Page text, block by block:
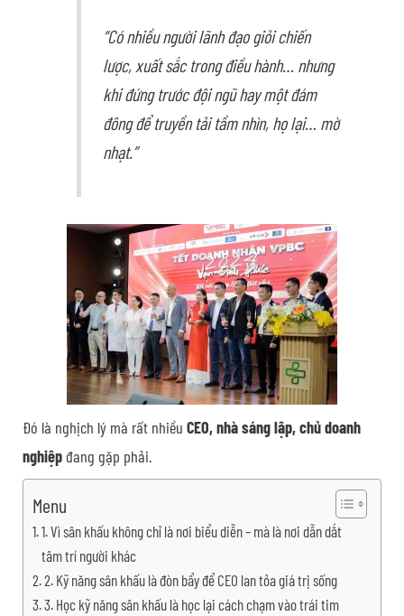
“Có nhiều người lãnh đạo giỏi chiến
lược, xuất sắc trong điều hành… nhưng
khi đứng trước đội ngũ hay một đám
đông để truyền tải tầm nhìn, họ lại… mờ
nhạt.”
Đó là nghịch lý mà rất nhiều CEO, nhà sáng lập, chủ doanh
nghiệpđang gặp phải.
Menu
1. Vì sân khấu không chỉ là nơi biểu diễn – mà là nơi dẫn dắt
tâm trí người khác
2. Kỹ năng sân khấu là đòn bẩy để CEO lan tỏa giá trị sống
3. Học kỹ năng sân khấu là học lại cách chạm vào trái tim